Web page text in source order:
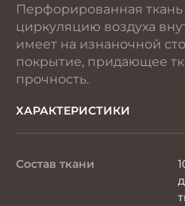
Перфорированная ткань
циркуляцию воздуха
имеет на изнаночной
покрытие, придающее
прочность.
ХАРАКТЕРИСТИКИ
Состав ткани